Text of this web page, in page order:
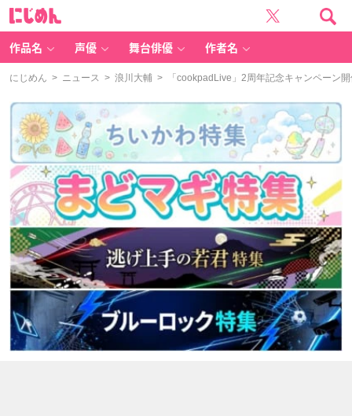
作品名 声優 舞台俳優 作者名
にじめん > ニュース > 浪川大輔 > 「cookpadLive」2周年記念キャンペーン